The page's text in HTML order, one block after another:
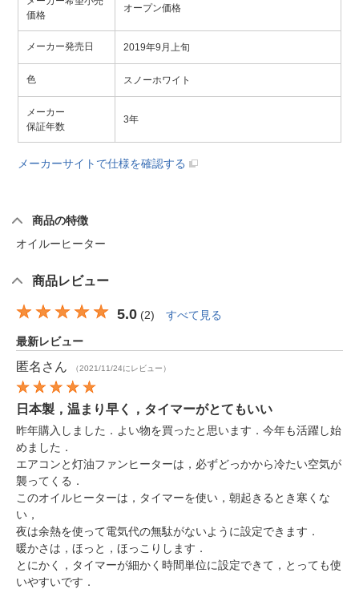
価格
オープン価格
メーカー発売日 2019年9月上旬
色 スノーホワイト
メーカー
保証年数
3年
メーカーサイトで仕様を確認する
商品の特徴
オイルーヒーター
商品レビュー
5.0 (2) すべて見る
最新レビュー
匿名 さん （2021/11/24にレビュー）
日本製，温まり早く，タイマーがとてもいい
昨年購入しました．よい物を買ったと思います．今年も活躍し始
めました．
エアコンと灯油ファンヒーターは，必ずどっかから冷たい空気が
襲ってくる．
このオイルヒーターは，タイマーを使い，朝起きるとき寒くな
い，
夜は余熱を使って電気代の無駄がないように設定できます．
暖かさは，ほっと，ほっこりします．
とにかく，タイマーが細かく時間単位に設定できて，とっても使
いやすいです．